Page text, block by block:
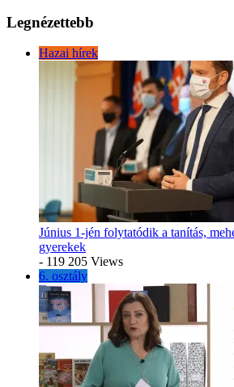
Legnézettebb
Hazai hírek
Június 1-jén folytatódik a tanítás,
gyerekek
- 119 205 Views
6. osztály